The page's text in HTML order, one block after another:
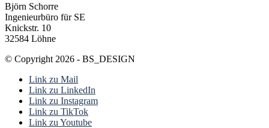
Björn Schorre
Ingenieurbüro für SE
Knickstr. 10
32584 Löhne
© Copyright 2026 - BS_DESIGN
Link zu Mail
Link zu LinkedIn
Link zu Instagram
Link zu TikTok
Link zu Youtube